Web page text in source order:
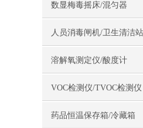
数显梅毒摇床/混匀器
人员消毒闸机/卫生清洁站
溶解氧测定仪/酸度计
VOC检测仪/TVOC检测仪
药品恒温保存箱/冷藏箱